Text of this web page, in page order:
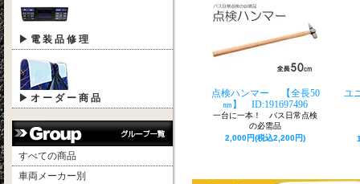
▶ 電 装 品 修 理
▶ オ ー ダ ー 商 品
すべての商品
車両メーカー別
点検ハンマー 【全長50
㎜】 ID:191697496
一台に一本！ バス日常点検
の必需品
2,000円(税込2,200円)
ユ